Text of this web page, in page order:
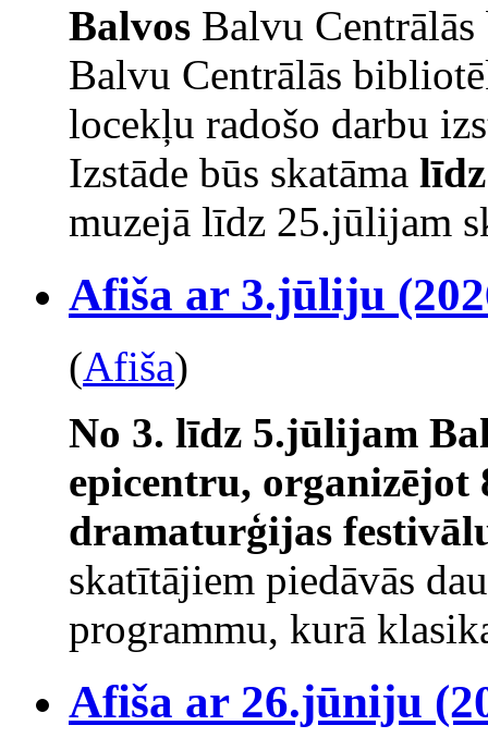
Balvos Balvu Centrālās
Balvu Centrālās
locekļu radošo darbu
Izstāde būs skatāma
muzejā līdz 25.jūlijam
Afiša ar 3.jūliju
(Afiša)
No 3. līdz 5.jūlijam
epicentru, organizējot
dramaturģijas
skatītājiem piedāvās
programmu, kurā
Afiša ar 26.jūniju